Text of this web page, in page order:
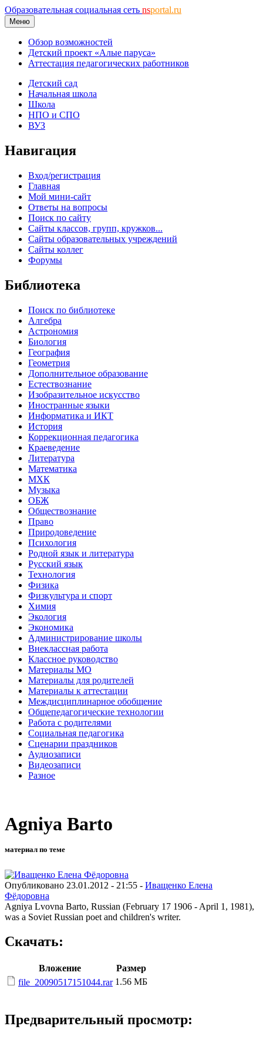
Образовательная социальная сеть nsportal.ru
Меню
Обзор возможностей
Детский проект «Алые паруса»
Аттестация педагогических работников
Детский сад
Начальная школа
Школа
НПО и СПО
ВУЗ
Навигация
Вход/регистрация
Главная
Мой мини-сайт
Ответы на вопросы
Поиск по сайту
Сайты классов, групп, кружков...
Сайты образовательных учреждений
Сайты коллег
Форумы
Библиотека
Поиск по библиотеке
Алгебра
Астрономия
Биология
География
Геометрия
Дополнительное образование
Естествознание
Изобразительное искусство
Иностранные языки
Информатика и ИКТ
История
Коррекционная педагогика
Краеведение
Литература
Математика
МХК
Музыка
ОБЖ
Обществознание
Право
Природоведение
Психология
Родной язык и литература
Русский язык
Технология
Физика
Физкультура и спорт
Химия
Экология
Экономика
Администрирование школы
Внеклассная работа
Классное руководство
Материалы МО
Материалы для родителей
Материалы к аттестации
Междисциплинарное обобщение
Общепедагогические технологии
Работа с родителями
Социальная педагогика
Сценарии праздников
Аудиозаписи
Видеозаписи
Разное
Agniya Barto
материал по теме
Опубликовано 23.01.2012 - 21:55 - Иващенко Елена
Фёдоровна
Agniya Lvovna Barto, Russian (February 17 1906 - April 1, 1981),
was a Soviet Russian poet and children's writer.
Скачать:
Вложение
Размер
file_20090517151044.rar 1.56 МБ
Предварительный просмотр: